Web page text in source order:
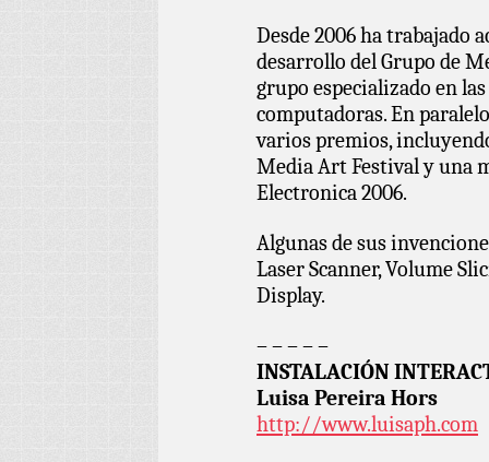
Desde 2006 ha trabajado
desarrollo del Grupo de
grupo especializado en
computadoras. En
varios premios,
Media Art Festival y una
Electronica 2006.
Algunas de sus
Laser Scanner, Volume
Display.
– – – – –
INSTALACIÓN
Luisa Pereira Hors
http://www.luisaph.com